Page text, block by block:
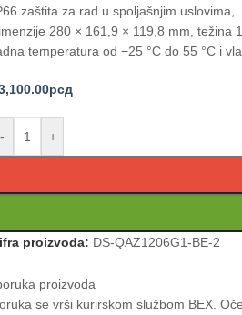
zaštita za rad u spoljašnjim uslovima,
280 × 161,9 × 119,8 mm, težina
temperatura od −25 °C do 55 °C i
рсд
- +
proizvoda: DS-QAZ1206G1-BE-2
proizvoda
se vrši kurirskom službom BEX.